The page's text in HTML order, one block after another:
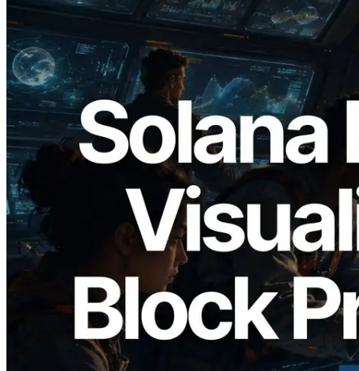
2026.05.24
Validators Solutions lanceert Solana
Block Analyzer — blockproductietijd per
slot en de toegewezen validator
gevisualiseerd